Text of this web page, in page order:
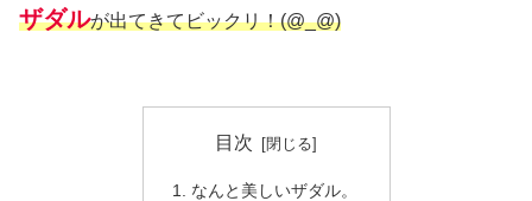
ザダルが出てきてビックリ！(@_@)
目次
なんと美しいザダル。